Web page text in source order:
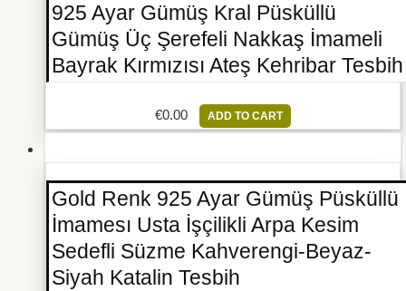
925 Ayar Gümüş Kral Püsküllü
Gümüş Üç Şerefeli Nakkaş İmameli
Bayrak Kırmızısı Ateş Kehribar Tesbih
€0.00 ADD TO CART
Gold Renk 925 Ayar Gümüş Püsküllü
İmamesı Usta İşçilikli Arpa Kesim
Sedefli Süzme Kahverengi-Beyaz-
Siyah Katalin Tesbih